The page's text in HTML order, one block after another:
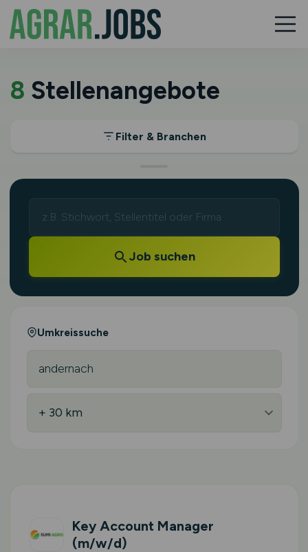
8 Stellenangebote
Filter & Branchen
Job suchen
Umkreissuche
Key Account Manager
(m/w/d)